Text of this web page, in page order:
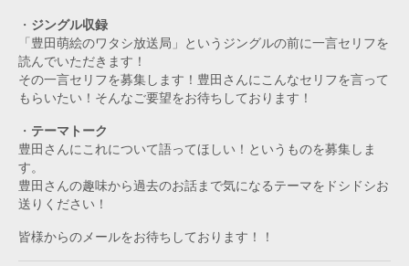
・ ジングル収録
「豊田萌絵のワタシ放送局」というジングルの前に一言セリフを
読んでいただきます！
その一言セリフを募集します！豊田さんにこんなセリフを言って
もらいたい！そんなご要望をお待ちしております！
・ テーマトーク
豊田さんにこれについて語ってほしい！というものを募集しま
す。
豊田さんの趣味から過去のお話まで気になるテーマをドシドシお
送りください！
皆様からのメールをお待ちしております！！